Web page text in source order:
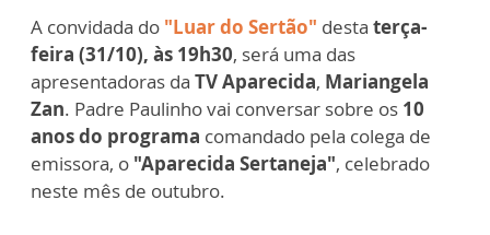
A convidada do "Luar do Sertão" desta terça-
feira (31/10), às 19h30, será uma das
apresentadoras da TV Aparecida, Mariangela
Zan. Padre Paulinho vai conversar sobre os 10
anos do programa comandado pela colega de
emissora, o "Aparecida Sertaneja", celebrado
neste mês de outubro.